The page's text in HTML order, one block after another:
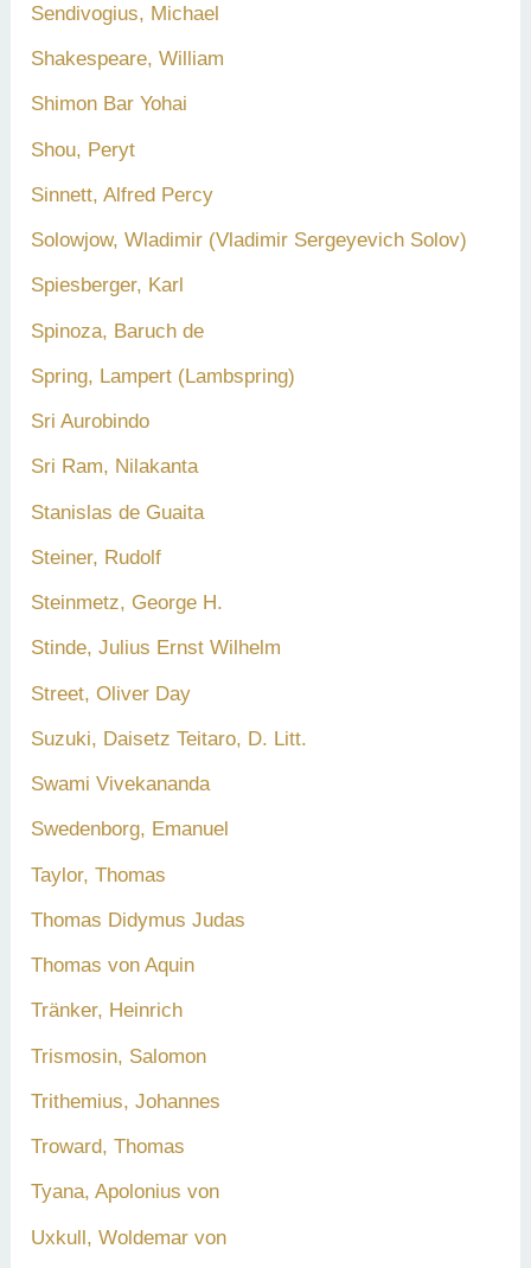
Sendivogius, Michael
Shakespeare, William
Shimon Bar Yohai
Shou, Peryt
Sinnett, Alfred Percy
Solowjow, Wladimir (Vladimir Sergeyevich Solov)
Spiesberger, Karl
Spinoza, Baruch de
Spring, Lampert (Lambspring)
Sri Aurobindo
Sri Ram, Nilakanta
Stanislas de Guaita
Steiner, Rudolf
Steinmetz, George H.
Stinde, Julius Ernst Wilhelm
Street, Oliver Day
Suzuki, Daisetz Teitaro, D. Litt.
Swami Vivekananda
Swedenborg, Emanuel
Taylor, Thomas
Thomas Didymus Judas
Thomas von Aquin
Tränker, Heinrich
Trismosin, Salomon
Trithemius, Johannes
Troward, Thomas
Tyana, Apolonius von
Uxkull, Woldemar von